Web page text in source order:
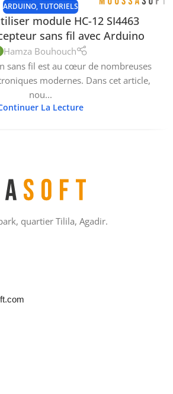
ARDUINO,TUTORIELS
module HC-12 SI4463
sans fil avec Arduino
Hamza Bouhouch
sans fil est au cœur de nombreuses
modernes. Dans cet article,
nou...
La Lecture
quartier Tilila, Agadir.